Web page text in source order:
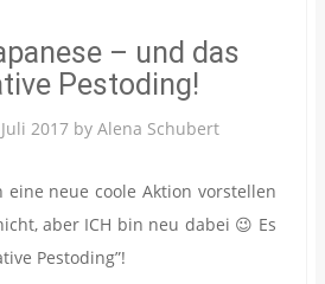
– und das
Pestoding!
2017 by Alena Schubert
neue coole Aktion vorstellen
aber ICH bin neu dabei 😉 Es
Pestoding”!